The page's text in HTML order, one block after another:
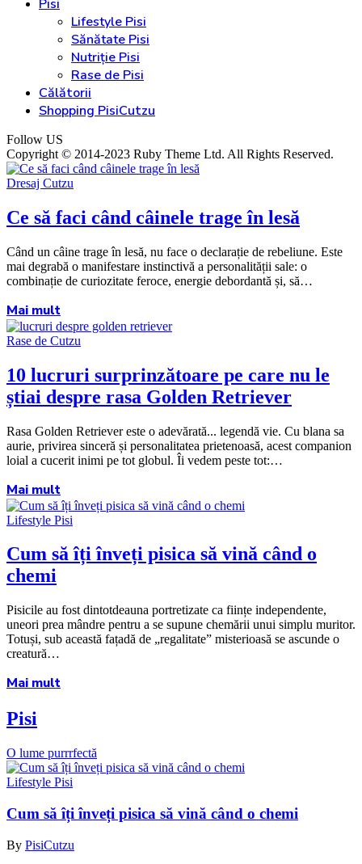
Pisi
Lifestyle Pisi
Sănătate Pisi
Nutriție Pisi
Rase de Pisi
Călătorii
Shopping PisiCutzu
Follow US
Copyright © 2014-2023 Ruby Theme Ltd. All Rights Reserved.
Dresaj Cutzu
Ce să faci când câinele trage în lesă
Când un câine trage în lesă, nu face o declarație de rebeliune. Este
mai degrabă o manifestare instinctivă a personalității sale: o
combinație de curiozitate feroce, energie debordantă și, să…
Mai mult
Rase de Cutzu
10 lucruri surprinzătoare pe care nu le
știai despre rasa Golden Retriever
Rasa Golden Retriever este o adevărată... legendă vie. Cu blana sa
aurie, privirea sinceră și personalitatea prietenoasă, acest companion
loial a cucerit inimi pe tot globul. Îi vedem peste tot:…
Mai mult
Lifestyle Pisi
Cum să îți înveți pisica să vină când o
chemi
Pisicile au fost dintotdeauna portretizate ca ființe independente,
uneori prea mândre pentru a se supune chemării unui simplu muritor.
Totuși, sub această fațadă de „regalitate” misterioasă se ascunde o
creatură…
Mai mult
Pisi
O lume purrrfectă
Lifestyle Pisi
Cum să îți înveți pisica să vină când o chemi
By PisiCutzu